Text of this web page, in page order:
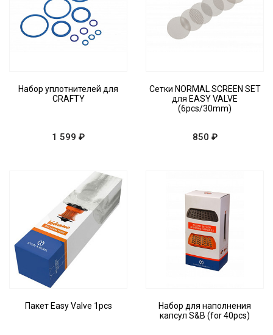
Набор уплотнителей для
CRAFTY
1 599 ₽
Сетки NORMAL SCREEN SET
для EASY VALVE
(6pcs/30mm)
850 ₽
Пакет Easy Valve 1pcs
Набор для наполнения
капсул S&B (for 40pcs)